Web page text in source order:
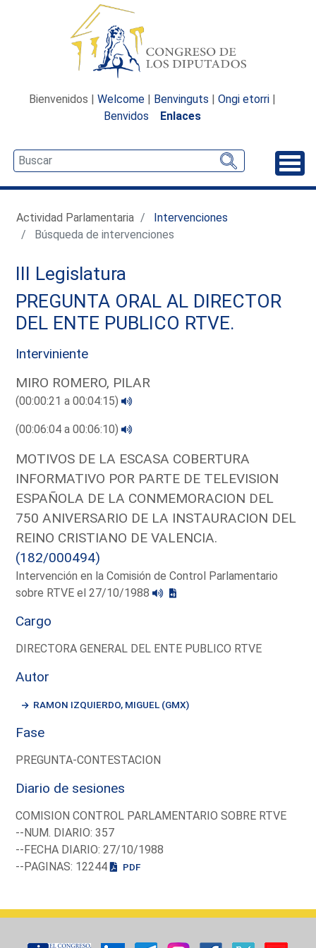
Bienvenidos | Welcome | Benvinguts | Ongi etorri |
Benvidos
Enlaces
Actividad Parlamentaria
Intervenciones
Búsqueda de intervenciones
III Legislatura
PREGUNTA ORAL AL DIRECTOR
DEL ENTE PUBLICO RTVE.
Interviniente
MIRO ROMERO, PILAR
(00:00:21 a 00:04:15)
(00:06:04 a 00:06:10)
MOTIVOS DE LA ESCASA COBERTURA
INFORMATIVO POR PARTE DE TELEVISION
ESPAÑOLA DE LA CONMEMORACION DEL
750 ANIVERSARIO DE LA INSTAURACION DEL
REINO CRISTIANO DE VALENCIA.
(182/000494)
Intervención en la Comisión de Control Parlamentario
sobre RTVE el 27/10/1988
Cargo
DIRECTORA GENERAL DEL ENTE PUBLICO RTVE
Autor
RAMON IZQUIERDO, MIGUEL (GMX)
Fase
PREGUNTA-CONTESTACION
Diario de sesiones
COMISION CONTROL PARLAMENTARIO SOBRE RTVE
--NUM. DIARIO: 357
--FECHA DIARIO: 27/10/1988
--PAGINAS: 12244
PDF